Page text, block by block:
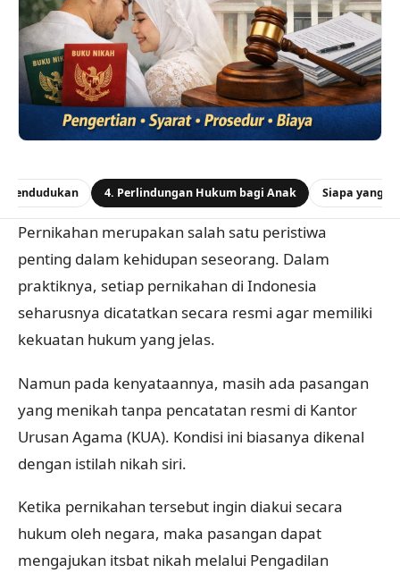
4. Perlindungan Hukum bagi Anak Siapa yang
Pernikahan merupakan salah satu peristiwa
penting dalam kehidupan seseorang. Dalam
praktiknya, setiap pernikahan di Indonesia
seharusnya dicatatkan secara resmi agar memiliki
kekuatan hukum yang jelas.
Namun pada kenyataannya, masih ada pasangan
yang menikah tanpa pencatatan resmi di Kantor
Urusan Agama (KUA). Kondisi ini biasanya dikenal
dengan istilah nikah siri.
Ketika pernikahan tersebut ingin diakui secara
hukum oleh negara, maka pasangan dapat
mengajukan itsbat nikah melalui Pengadilan